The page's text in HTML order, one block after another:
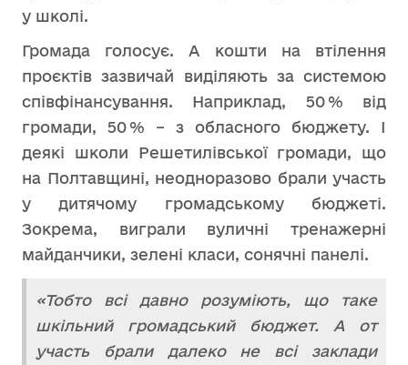
у школі.
Громада голосує. А кошти на втілення
проєктів зазвичай виділяють за системою
співфінансування. Наприклад, 50 % від
громади, 50 % – з обласного бюджету. І
деякі школи Решетилівської громади, що
на Полтавщині, неодноразово брали участь
у дитячому громадському бюджеті.
Зокрема, виграли вуличні тренажерні
майданчики, зелені класи, сонячні панелі.
«Тобто всі давно розуміють, що таке
шкільний громадський бюджет. А от
участь брали далеко не всі заклади